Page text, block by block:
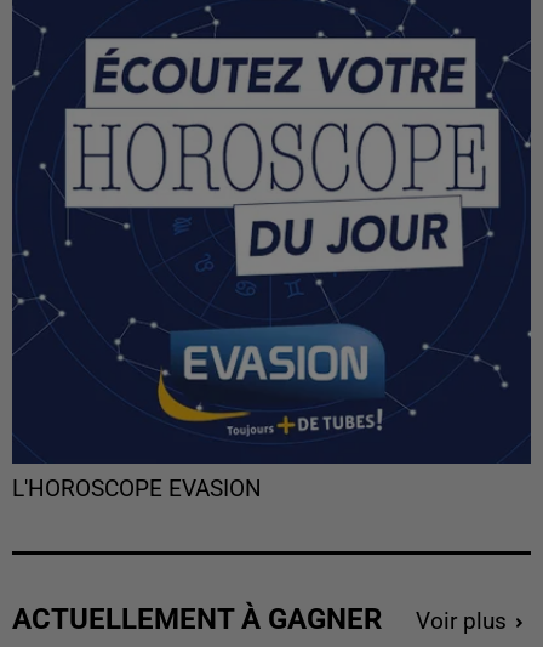
L'HOROSCOPE EVASION
ACTUELLEMENT À GAGNER Voir plus